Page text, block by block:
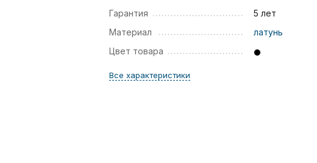
Гарантия
5 лет
Материал
латунь
Цвет товара
Все характеристики